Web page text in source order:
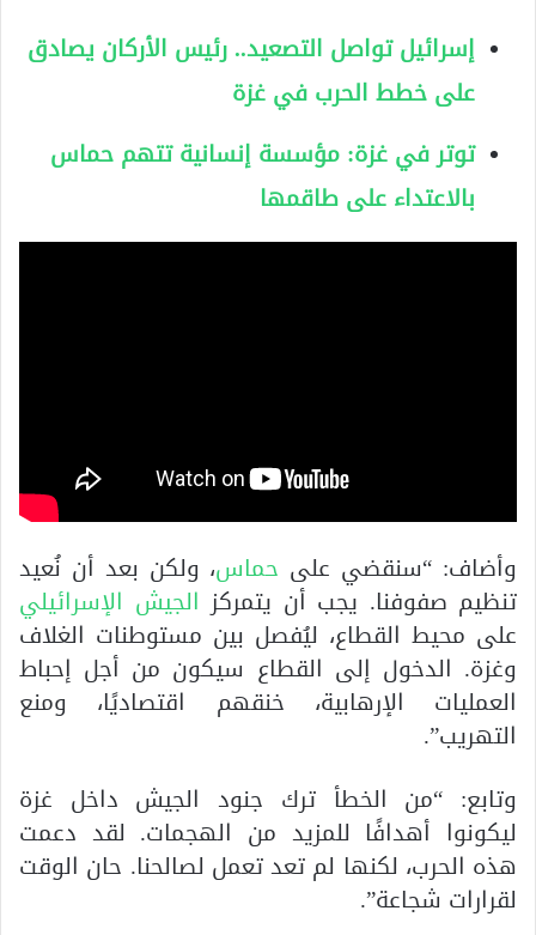
إسرائيل تواصل التصعيد.. رئيس الأركان يصادق
على خطط الحرب في غزة
توتر في غزة: مؤسسة إنسانية تتهم حماس
بالاعتداء على طاقمها
وأضاف: “سنقضي على حماس، ولكن بعد أن نُعيد
تنظيم صفوفنا. يجب أن يتمركز الجيش الإسرائيلي
على محيط القطاع، ليُفصل بين مستوطنات الغلاف
وغزة. الدخول إلى القطاع سيكون من أجل إحباط
العمليات الإرهابية، خنقهم اقتصاديًا، ومنع
التهريب”.
وتابع: “من الخطأ ترك جنود الجيش داخل غزة
ليكونوا أهدافًا للمزيد من الهجمات. لقد دعمت
هذه الحرب، لكنها لم تعد تعمل لصالحنا. حان الوقت
لقرارات شجاعة”.